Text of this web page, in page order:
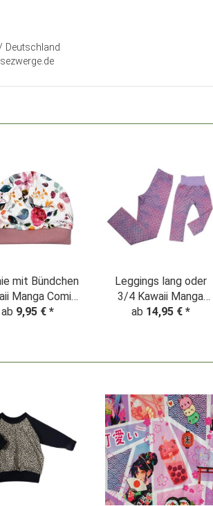
Deutschland
mit Bündchen
Manga Comic"
Flieder
ab 9,95 € *
Leggings lang oder
3/4 Kawaii Manga
Schuppen Flieder
ab 14,95 € *